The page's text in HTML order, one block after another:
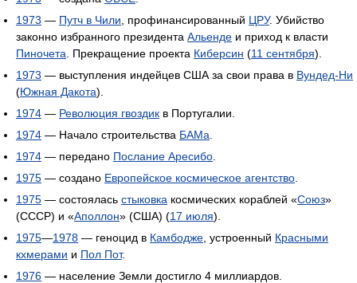
1973 — Путч в Чили , профинансированный ЦРУ. Убийство
законно избранного президента Альенде и приход к власти
Пиночета . Прекращение проекта Киберсин (11 сентября).
1973 — выступления индейцев США за свои права в Вундед-Ни
(Южная Дакота).
1974 — Революция гвоздик в Португалии.
1974 — Начало строительства БАМа
1974 — передано Послание Аресибо
1975 — создано Европейское космическое агентство
1975 — состоялась стыковка космических кораблей «Союз»
(СССР) и «Аполлон» (США) (17 июля).
1975—1978 — геноцид в Камбодже , устроенный Красными
кхмерами и Пол Пот.
1976 — население Земли достигло 4 миллиардов.